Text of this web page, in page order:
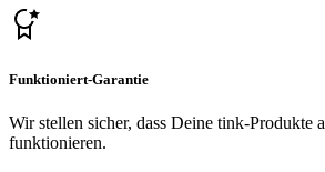
Funktioniert-Garantie
Wir stellen sicher, dass Deine tink-Produkte
funktionieren.